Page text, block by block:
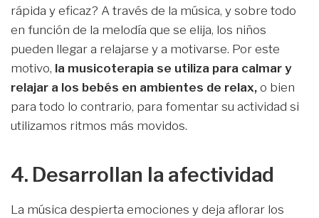
rápida y eficaz? A través de la música, y sobre todo
en función de la melodía que se elija, los niños
pueden llegar a relajarse y a motivarse. Por este
motivo, la musicoterapia se utiliza para calmar y
relajar a los bebés en ambientes de relax, o bien
para todo lo contrario, para fomentar su actividad si
utilizamos ritmos más movidos.
4. Desarrollan la afectividad
La música despierta emociones y deja aflorar los